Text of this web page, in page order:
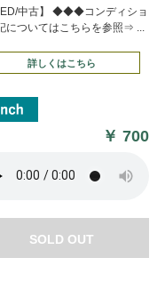
中古】 ◆◆◆コンディショ
についてはこちらを参照⇒ ...
詳しくはこちら
￥700
SOLD OUT